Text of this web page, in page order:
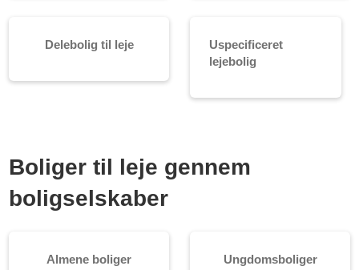
Delebolig til leje
Uspecificeret
lejebolig
Boliger til leje gennem
boligselskaber
Almene boliger Ungdomsboliger